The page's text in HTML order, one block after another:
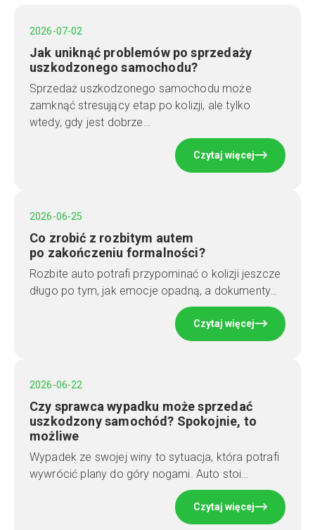
2026-07-02
Jak uniknąć problemów po sprzedaży
uszkodzonego samochodu?
Sprzedaż uszkodzonego samochodu może
zamknąć stresujący etap po kolizji, ale tylko
wtedy, gdy jest dobrze…
Czytaj więcej
2026-06-25
Co zrobić z rozbitym autem
po zakończeniu formalności?
Rozbite auto potrafi przypominać o kolizji jeszcze
długo po tym, jak emocje opadną, a dokumenty…
Czytaj więcej
2026-06-22
Czy sprawca wypadku może sprzedać
uszkodzony samochód? Spokojnie, to
możliwe
Wypadek ze swojej winy to sytuacja, która potrafi
wywrócić plany do góry nogami. Auto stoi…
Czytaj więcej